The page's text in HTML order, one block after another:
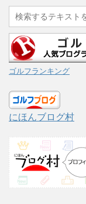
ゴルフランキング
にほんブログ村